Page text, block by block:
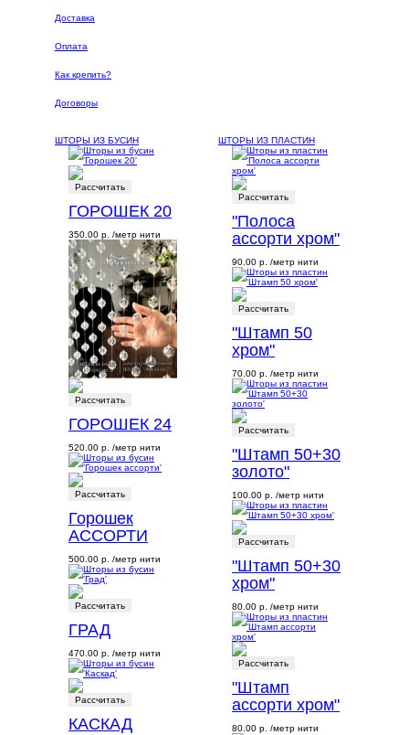
Доставка
Оплата
Как крепить?
Договоры
ШТОРЫ ИЗ БУСИН
Рассчитать
ГОРОШЕК 20
350.00 р. /метр нити
Рассчитать
ГОРОШЕК 24
520.00 р. /метр нити
Рассчитать
Горошек
АССОРТИ
500.00 р. /метр нити
Рассчитать
ГРАД
470.00 р. /метр нити
Рассчитать
КАСКАД
ШТОРЫ ИЗ ПЛАСТИН
Рассчитать
"Полоса
ассорти хром"
90.00 р. /метр нити
Рассчитать
"Штамп 50
хром"
70.00 р. /метр нити
Рассчитать
"Штамп 50+30
золото"
100.00 р. /метр нити
Рассчитать
"Штамп 50+30
хром"
80.00 р. /метр нити
Рассчитать
"Штамп
ассорти хром"
80.00 р. /метр нити